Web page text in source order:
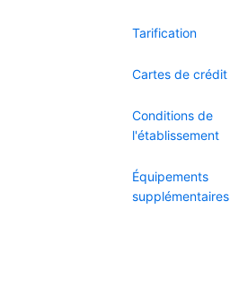
Tarification
Cartes de crédit
Conditions de
l'établissement
Équipements
supplémentaires